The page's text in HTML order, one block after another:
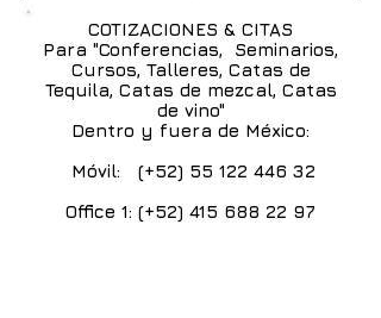
COTIZACIONES & CITAS
Para "Conferencias, Seminarios,
Cursos, Talleres, Catas de
Tequila, Catas de mezcal, Catas
de vino"
Dentro y fuera de México:
Móvil: (+52) 55 122 446 32
Office 1: (+52) 415 688 22 97